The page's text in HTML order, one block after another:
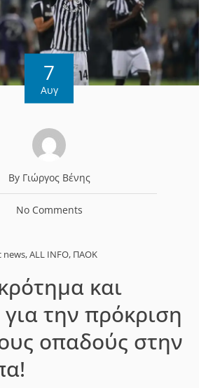
7
Αυγ
By Γιώργος Βένης
No Comments
news,ALL INFO, ΠΑΟΚ
και
την πρόκριση
οπαδούς στην